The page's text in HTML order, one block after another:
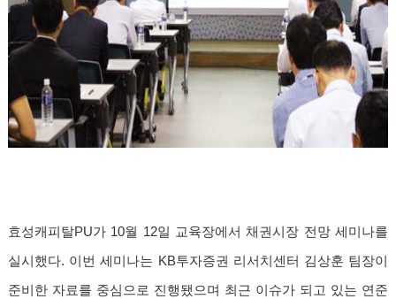
효성캐피탈PU가 10월 12일 교육장에서 채권시장 전망 세미나를
실시했다. 이번 세미나는 KB투자증권 리서치센터 김상훈 팀장이
준비한 자료를 중심으로 진행됐으며 최근 이슈가 되고 있는 연준